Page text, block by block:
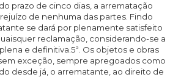
prazo de cinco dias, a arrematação
de nenhuma das partes. Findo
se dará por plenamente satisfeito
reclamação, considerando-se a
e definitiva.5ª. Os objetos e obras
exceção, sempre apregoados como
desde já, o arrematante, ao direito de